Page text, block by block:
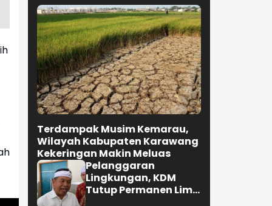
Terdampak Musim Kemarau,
Wilayah Kabupaten Karawang
Kekeringan Makin Meluas
Pelanggaran
Lingkungan, KDM
Tutup Permanen Lima